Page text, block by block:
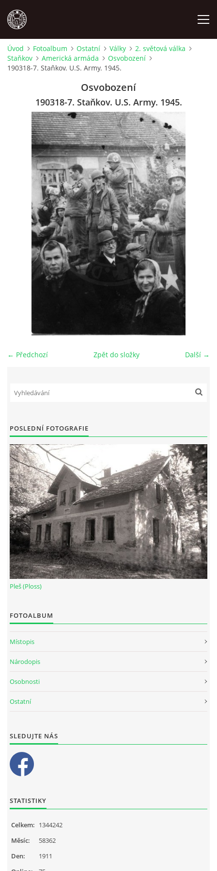
MÍSTOPIS
OSOBNOSTI
OSTATNÍ
ODKAZY
DŮL NA SLÍDU (NA KOLE)
--------------------------------------------------------------
města Domažlice.
© 2026 eStránky.cz
Úvod Fotoalbum Ostatní Války
2. světová válka
Staňkov
Americká armáda
Osvobození
190318-7. Staňkov. U.S. Army. 1945.
Osvobození
190318-7. Staňkov. U.S. Army. 1945.
← Předchozí Další →
Zpět do složky
POSLEDNÍ FOTOGRAFIE
Pleš (Ploss)
FOTOALBUM
Místopis
Národopis
Osobnosti
Ostatní
SLEDUJTE NÁS
STATISTIKY
Celkem: 1344242
Měsíc:
58362
Den:
1911